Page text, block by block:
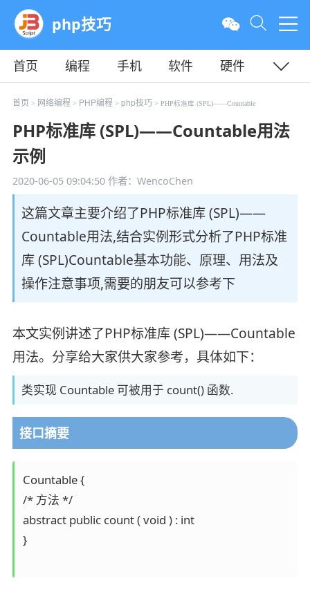
php技巧
首页 编程 手机 软件
硬件
教程
平面 服务器
首页 > 网络编程 > PHP编程 > php技巧 > PHP标准库 (SPL)——Countable
PHP标准库 (SPL)——Countable用法
示例
2020-06-05 09:04:50作者：WencoChen
这篇文章主要介绍了PHP标准库 (SPL)——
Countable用法,结合实例形式分析了PHP标准
库 (SPL)Countable基本功能、原理、用法及
操作注意事项,需要的朋友可以参考下
本文实例讲述了PHP标准库 (SPL)——Countable
用法。分享给大家供大家参考，具体如下：
类实现 Countable 可被用于 count() 函数.
接口摘要
Countable {
/* 方法 */
abstract public count ( void ) : int
}